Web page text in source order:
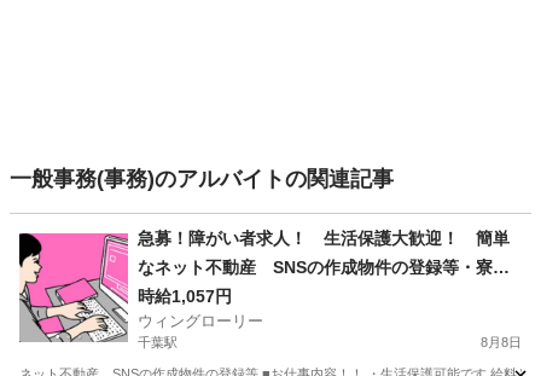
一般事務(事務)のアルバイトの関連記事
急募！障がい者求人！ 生活保護大歓迎！ 簡単
なネット不動産 SNSの作成物件の登録等・寮費0
円・住み込み・食事つき！
時給1,057円
ウィングローリー
千葉駅 8月8日